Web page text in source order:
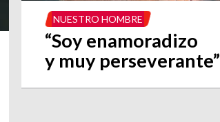
NUESTRO HOMBRE
“Soy enamoradizo
y muy perseverante”